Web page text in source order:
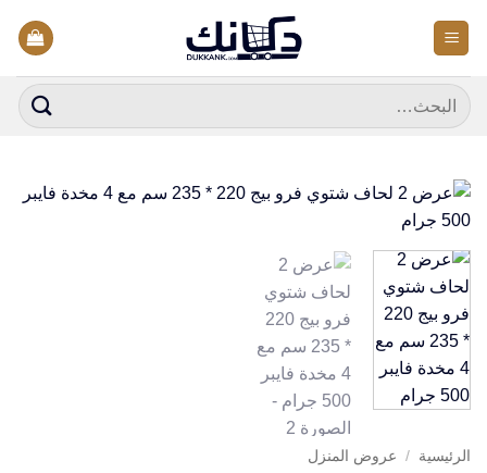
للمحتوى
البحث
عن:
الرئيسية / عروض المنزل